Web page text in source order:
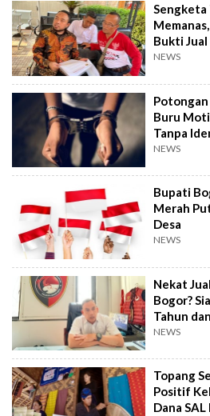
Sengketa
Bukti
NEWS
Potongan
Buru
Tanpa
NEWS
Bupati
Merah
Desa
NEWS
Nekat
Bogor?
Tahun
NEWS
Topang
Positif
Dana